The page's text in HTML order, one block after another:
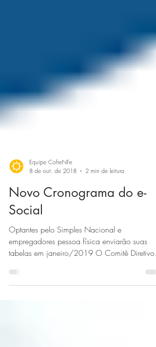
8 de out. de 2018
2 min de leitura
Novo Cronograma do e-
Social
Optantes pelo Simples Nacional e
tabelas em janeiro/2019 O Comitê Diretivo
do eSocial publicou a...